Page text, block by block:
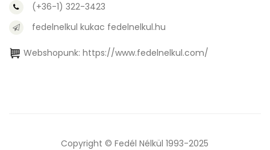
(+36-1) 322-3423
fedelnelkul kukac fedelnelkul.hu
Webshopunk: https://www.fedelnelkul.com/
Copyright © Fedél Nélkül 1993-2025